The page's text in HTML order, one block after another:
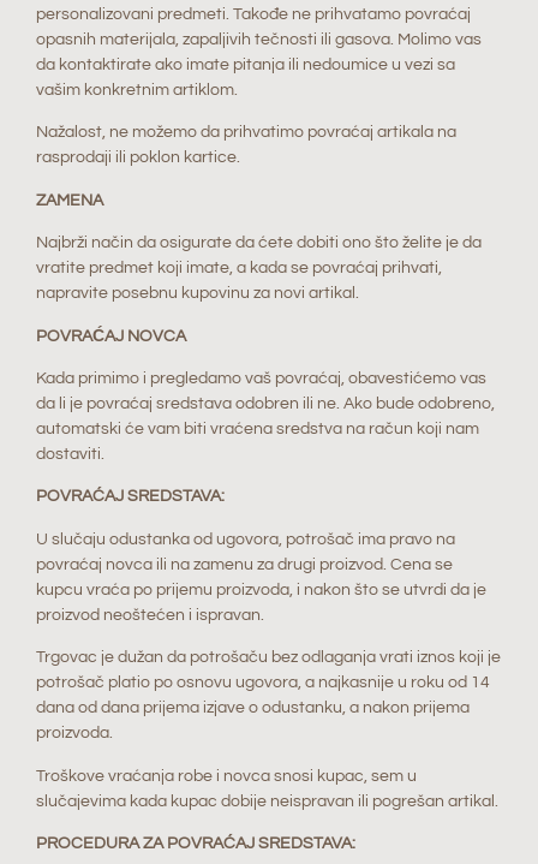
personalizovani predmeti. Takođe ne prihvatamo povraćaj
opasnih materijala, zapaljivih tečnosti ili gasova. Molimo vas
da kontaktirate ako imate pitanja ili nedoumice u vezi sa
vašim konkretnim artiklom.
Nažalost, ne možemo da prihvatimo povraćaj artikala na
rasprodaji ili poklon kartice.
ZAMENA
Najbrži način da osigurate da ćete dobiti ono što želite je da
vratite predmet koji imate, a kada se povraćaj prihvati,
napravite posebnu kupovinu za novi artikal.
POVRAĆAJ NOVCA
Kada primimo i pregledamo vaš povraćaj, obavestićemo vas
da li je povraćaj sredstava odobren ili ne. Ako bude odobreno,
automatski će vam biti vraćena sredstva na račun koji nam
dostaviti.
POVRAĆAJ SREDSTAVA:
U slučaju odustanka od ugovora, potrošač ima pravo na
povraćaj novca ili na zamenu za drugi proizvod. Cena se
kupcu vraća po prijemu proizvoda, i nakon što se utvrdi da je
proizvod neoštećen i ispravan.
Trgovac je dužan da potrošaču bez odlaganja vrati iznos koji je
potrošač platio po osnovu ugovora, a najkasnije u roku od 14
dana od dana prijema izjave o odustanku, a nakon prijema
proizvoda.
Troškove vraćanja robe i novca snosi kupac, sem u
slučajevima kada kupac dobije neispravan ili pogrešan artikal.
PROCEDURA ZA POVRAĆAJ SREDSTAVA: